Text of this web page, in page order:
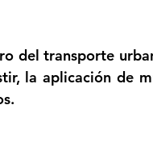
del transporte
la aplicación de